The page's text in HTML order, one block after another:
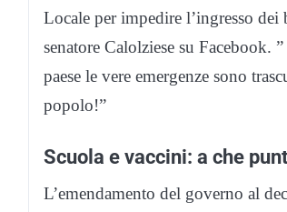
Locale per impedire l’ingresso
senatore Calolziese su Facebook.
paese le vere emergenze sono
popolo!”
Scuola e vaccini: a che
L’emendamento del governo al